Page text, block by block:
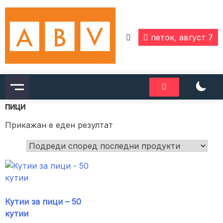
Skip
content
петок, август 7
пици
Прикажан е еден резултат
Кутии за пици – 50
кутии